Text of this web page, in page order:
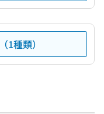
1種類）